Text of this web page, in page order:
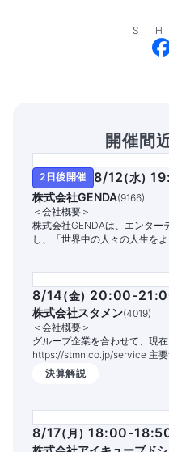
開催間
2日後開催 8/12(水)
株式会社GENDA(9166)
＜会社概要＞
株式会社GENDAは、エンター
し、「世界中の人々の人生を
8/14(金) 20:00-
株式会社スタメン(4019)
＜会社概要＞
グループ企業を合わせて、現
https://stmn.co.jp/service 主要サービスは祖業である「TUNAG（ツ
ナグ）」という組織エンゲー
1,400社以上の企業様でご活用
決算解説
8/17( 月) 18:00-